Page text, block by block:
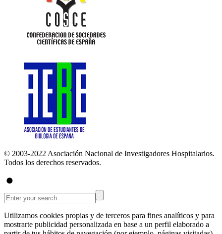
© 2003-2022 Asociación Nacional de Investigadores Hospitalarios.
Todos los derechos reservados.
Utilizamos cookies propias y de terceros para fines analíticos y para
mostrarte publicidad personalizada en base a un perfil elaborado a